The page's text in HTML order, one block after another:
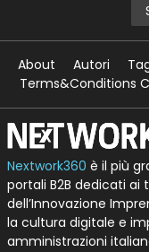
About Autori
Terms&Conditions
Nextwork360 è il più
portali B2B dedicati ai
dell’Innovazione
la cultura digitale e
amministrazioni